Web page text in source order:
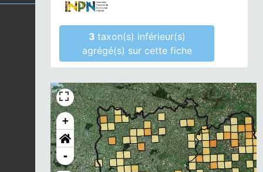
3 taxon(s) inférieur(s)
agrégé(s) sur cette fiche
+
-